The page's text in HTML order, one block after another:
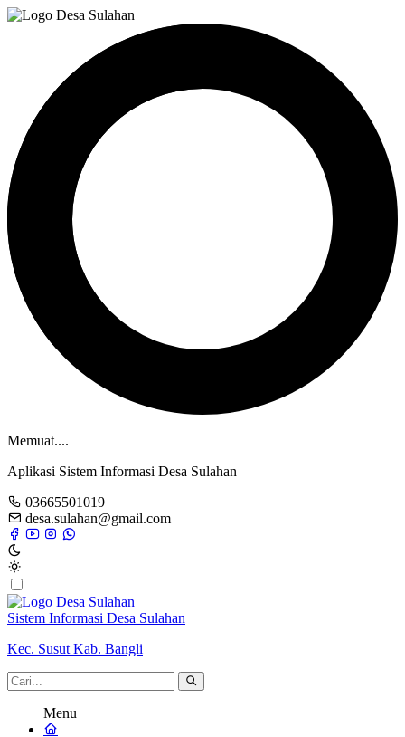
Memuat....
Aplikasi Sistem Informasi Desa Sulahan
03665501019
desa.sulahan@gmail.com
Sistem Informasi Desa Sulahan
Kec. Susut Kab. Bangli
Menu